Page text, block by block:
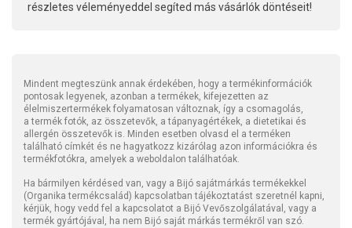
részletes véleményeddel segíted más vásárlók döntéseit!
Mindent megteszünk annak érdekében, hogy a termékinformációk
pontosak legyenek, azonban a termékek, kifejezetten az
élelmiszertermékek folyamatosan változnak, így a csomagolás,
a termék fotók, az összetevők, a tápanyagértékek, a dietetikai és
allergén összetevők is. Minden esetben olvasd el a terméken
található címkét és ne hagyatkozz kizárólag azon információkra és
termékfotókra, amelyek a weboldalon találhatóak.
Ha bármilyen kérdésed van, vagy a Bijó sajátmárkás termékekkel
(Organika termékcsalád) kapcsolatban tájékoztatást szeretnél kapni,
kérjük, hogy vedd fel a kapcsolatot a Bijó Vevőszolgálatával, vagy a
termék gyártójával, ha nem Bijó saját márkás termékről van szó.